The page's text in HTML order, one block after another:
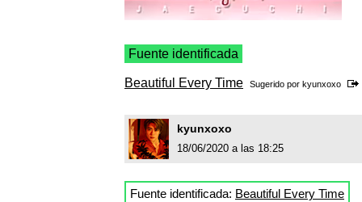
Fuente identificada
Beautiful Every Time Sugerido por kyunxoxo
kyunxoxo
18/06/2020 a las 18:25
Fuente identificada: Beautiful Every Time